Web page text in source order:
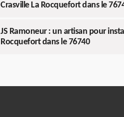
Crasville La Rocquefort dans le
JS Ramoneur : un artisan pour
Rocquefort dans le 76740